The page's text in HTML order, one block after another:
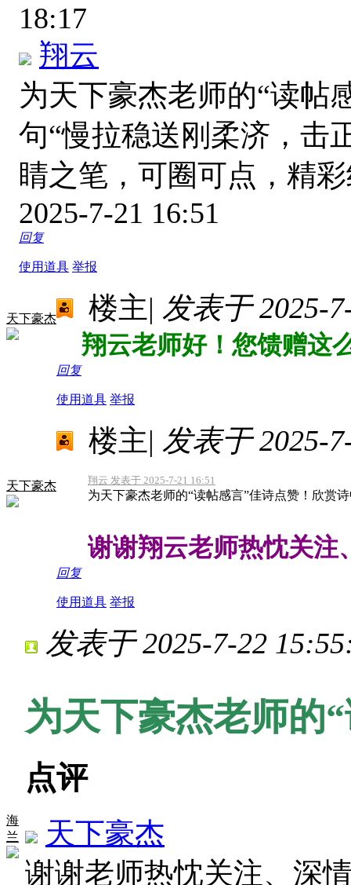
18:17
翔云
为天下豪杰老师的“读帖
句“慢拉稳送刚柔济，击
睛之笔，可圈可点，精
2025-7-21 16:51
回复
使用道具 举报
天下豪杰 楼主| 发表于 2025-
翔云老师好！您馈赠这
回复
使用道具 举报
天下豪杰
楼主| 发表于 2025-
翔云 发表于 2025-7-21 16:51
为天下豪杰老师的“读帖感言”佳诗点赞！欣赏
谢谢翔云老师热忱关注
回复
使用道具 举报
海
兰
发表于 2025-7-22
为天下豪杰老师的
点评
天下豪杰
谢谢老师热忱关注、深